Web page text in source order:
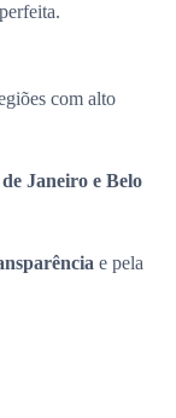
com alto
Janeiro e Belo
e pela